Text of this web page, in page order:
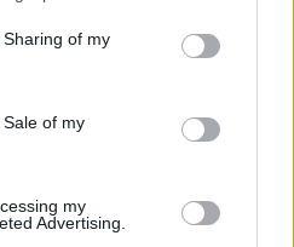
of my
of my
my
Advertising.
τριών ωρών που